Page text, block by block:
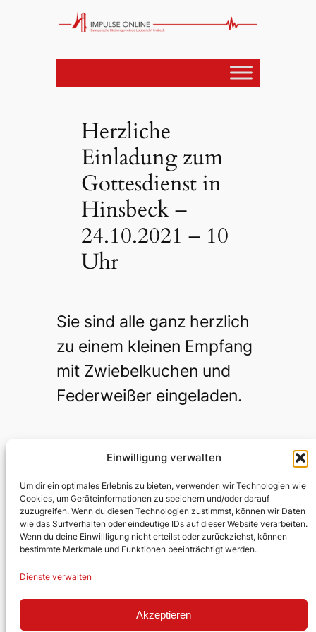
Einwilligung verwalten
Um dir ein optimales Erlebnis zu bieten, verwenden wir Technologien wie
Cookies, um Geräteinformationen zu speichern und/oder darauf
zuzugreifen. Wenn du diesen Technologien zustimmst, können wir Daten
wie das Surfverhalten oder eindeutige IDs auf dieser Website verarbeiten.
Wenn du deine Einwillligung nicht erteilst oder zurückziehst, können
bestimmte Merkmale und Funktionen beeinträchtigt werden.
Dienste verwalten
Akzeptieren
Herzliche
Einladung zum
Gottesdienst in
Hinsbeck –
24.10.2021 – 10
Uhr
Sie sind alle ganz herzlich
zu einem kleinen Empfang
mit Zwiebelkuchen und
Federweißer eingeladen.
Testumgebung Kirche
Evangelische Kirchengemeinde
Lobberich/Hinsbeck
Über uns
Kontakt
Datenschutz
Facebook